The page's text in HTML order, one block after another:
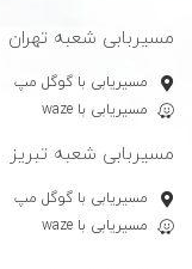
مسیربابی شعبه تهران
مسیریابی با گوگل مپ
مسیریابی با waze
مسیربابی شعبه تبریز
مسیریابی با گوگل مپ
مسیریابی با waze